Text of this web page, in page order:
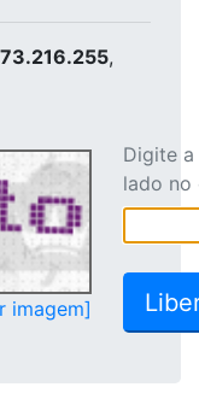
,
imagem]
Digite
lado no